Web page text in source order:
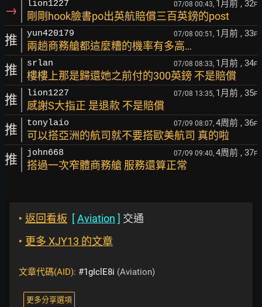
→ lion1227 07/08 00:43, 1月前 , 32F
剛剛hook臉書po出英航賠償三百英鎊的post
推 yun420179 07/08 00:51, 1月前 , 33F
兩趟商務艙都這麼糟的機率有多高…
推 srlan 07/08 08:33, 1月前 , 34F
樓樓上那是歸還她之前付的300英鎊 不是賠償
推 lion1227 07/08 13:35, 1月前 , 35F
感謝S大指正 是退款 不是賠償
推 tonylaio 07/09 08:07, 4周前 , 36F
可以搭亞洲的航司就不要搭歐美航司 真的啦
推 john668 07/09 09:40, 4周前 , 37F
搭過一次窄體商務艙 服務還算正常
‣ 返回看板 [Aviation ] 交通
‣ 更多 XJY13 的文章
文章代碼(AID): #1gIclE8i (Aviation)
更多分享選項